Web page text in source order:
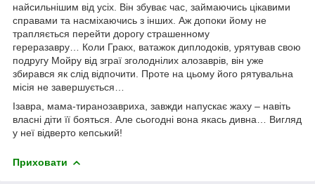
найсильнішим від усіх. Він збуває час, займаючись цікавими
справами та насміхаючись з інших. Аж допоки йому не
трапляється перейти дорогу страшенному
гереразавру… Коли Гракх, ватажок диплодоків, урятував свою
подругу Мойру від зграї зголоднілих алозаврів, він уже
збирався як слід відпочити. Проте на цьому його рятувальна
місія не завершується…
Ізавра, мама-тиранозавриха, завжди напускає жаху – навіть
власні діти її бояться. Але сьогодні вона якась дивна… Вигляд
у неї відверто кепський!
Приховати